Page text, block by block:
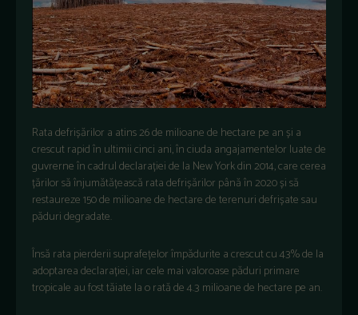
Rata defrișărilor a atins 26 de milioane de hectare pe an și a
crescut rapid în ultimii cinci ani, în ciuda angajamentelor luate de
guvrerne în cadrul declarației de la New York din 2014, care cerea
țărilor să înjumătățească rata defrișărilor până în 2020 și să
restaureze 150 de milioane de hectare de terenuri defrișate sau
păduri degradate.
Însă rata pierderii suprafețelor împădurite a crescut cu 43% de la
adoptarea declarației, iar cele mai valoroase păduri primare
tropicale au fost tăiate la o rată de 4.3 milioane de hectare pe an.